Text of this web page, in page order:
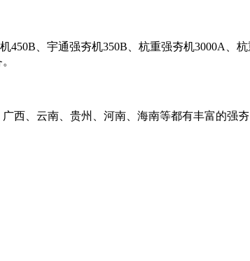
、宇通强夯机350B、杭重强夯机3000A、
西、云南、贵州、河南、海南等都有丰富的强夯